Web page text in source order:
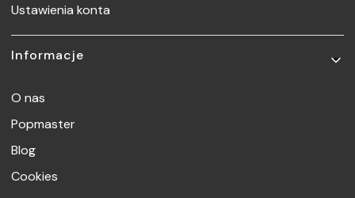
Ustawienia konta
Informacje
O nas
Popmaster
Blog
Cookies